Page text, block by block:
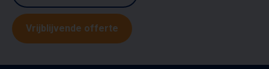
Vrijblijvende offerte